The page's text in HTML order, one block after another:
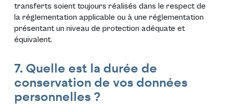
transferts soient toujours réalisés dans le respect de
la réglementation applicable ou à une réglementation
présentant un niveau de protection adéquate et
équivalent.
7. Quelle est la durée de
conservation de vos données
personnelles ?